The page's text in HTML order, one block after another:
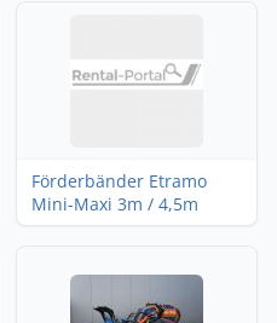
Förderbänder Etramo
Mini-Maxi 3m / 4,5m